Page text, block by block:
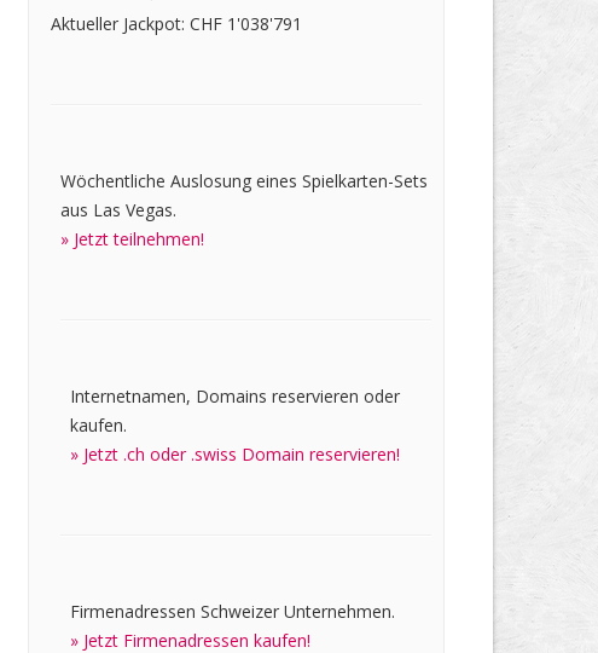
Aktueller Jackpot: CHF 1'038'791
Wöchentliche Auslosung eines Spielkarten-Sets
aus Las Vegas.
» Jetzt teilnehmen!
Internetnamen, Domains reservieren oder
kaufen.
» Jetzt .ch oder .swiss Domain reservieren!
Firmenadressen Schweizer Unternehmen.
» Jetzt Firmenadressen kaufen!